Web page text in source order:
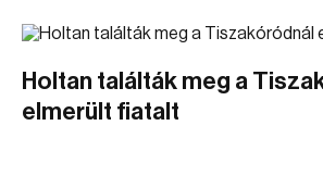
Holtan találták meg a
elmerült fiatalt